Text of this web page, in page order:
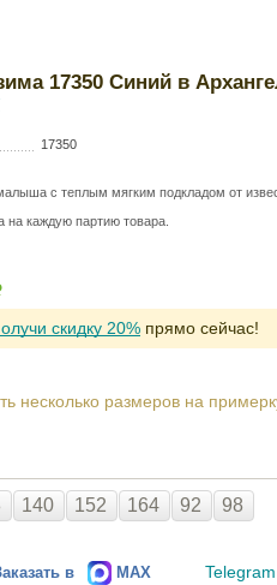
17350 Синий в
17350
с теплым мягким подкладом от
на каждую партию товара.
скидку 20% прямо сейчас!
несколько размеров на
140 152 164 92 98
в MAX Telegram